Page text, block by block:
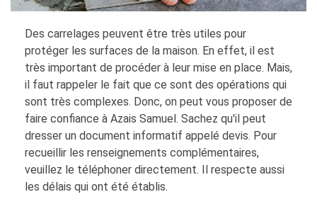
Des carrelages peuvent être très utiles pour
protéger les surfaces de la maison. En effet, il est
très important de procéder à leur mise en place. Mais,
il faut rappeler le fait que ce sont des opérations qui
sont très complexes. Donc, on peut vous proposer de
faire confiance à Azais Samuel. Sachez qu'il peut
dresser un document informatif appelé devis. Pour
recueillir les renseignements complémentaires,
veuillez le téléphoner directement. Il respecte aussi
les délais qui ont été établis.